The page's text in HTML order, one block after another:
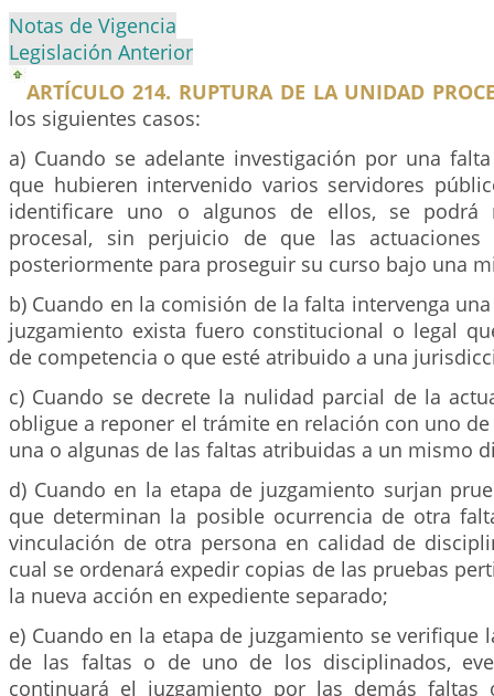
Notas de Vigencia
Legislación Anterior
ARTÍCULO 214. RUPTURA DE LA UNIDAD
los siguientes casos:
a) Cuando se adelante investigación por una
que hubieren intervenido varios servidores
identificare uno o algunos de ellos, se podrá
procesal, sin perjuicio de que las actuaciones
posteriormente para proseguir su curso bajo una
b) Cuando en la comisión de la falta intervenga
juzgamiento exista fuero constitucional o legal
de competencia o que esté atribuido a una
c) Cuando se decrete la nulidad parcial de la
obligue a reponer el trámite en relación con uno
una o algunas de las faltas atribuidas a un mismo
d) Cuando en la etapa de juzgamiento surjan
que determinan la posible ocurrencia de otra
vinculación de otra persona en calidad de
cual se ordenará expedir copias de las pruebas
la nueva acción en expediente separado;
e) Cuando en la etapa de juzgamiento se verifique
de las faltas o de uno de los disciplinados,
continuará el juzgamiento por las demás faltas